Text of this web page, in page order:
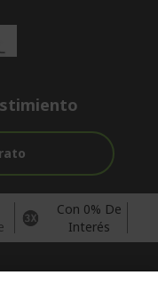
Con 0% De
Interés